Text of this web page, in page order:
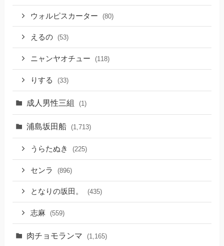
ウォルピスカーター (80)
えるの (53)
ニャンヤオチュー (118)
りする (33)
成人男性三組 (1)
浦島坂田船 (1,713)
うらたぬき (225)
センラ (896)
となりの坂田。 (435)
志麻 (559)
肉チョモランマ (1,165)